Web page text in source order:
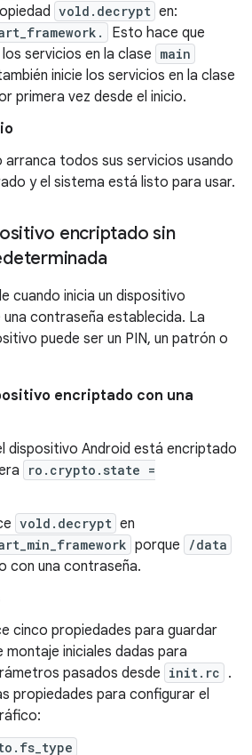
vold.decrypt en:
Esto hace que
los servicios en la clase main
inicie los servicios en la clase
primera vez desde el inicio.
arranca todos sus servicios usando
y el sistema está listo para usar.
encriptado sin
cuando inicia un dispositivo
contraseña establecida. La
puede ser un PIN, un patrón o
encriptado con una
dispositivo Android está encriptado
ro.crypto.state =
vold.decrypt en
porque /data
con una contraseña.
cinco propiedades para guardar
montaje iniciales dadas para
pasados ​​desde init.rc .
propiedades para configurar el